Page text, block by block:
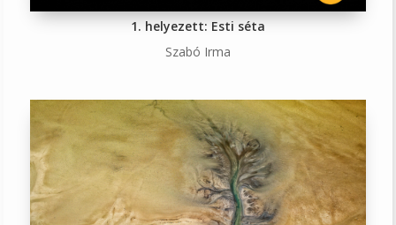
1. helyezett: Esti séta
Szabó Irma